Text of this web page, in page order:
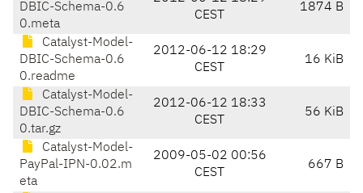
DBIC-Schema-0.6
0.meta
CEST
1874 B
Catalyst-Model-
DBIC-Schema-0.6
0.readme
2012-06-12 18:29
CEST
16 KiB
Catalyst-Model-
DBIC-Schema-0.6
0.tar.gz
2012-06-12 18:33
CEST
56 KiB
Catalyst-Model-
PayPal-IPN-0.02.m
eta
2009-05-02 00:56
CEST
667 B